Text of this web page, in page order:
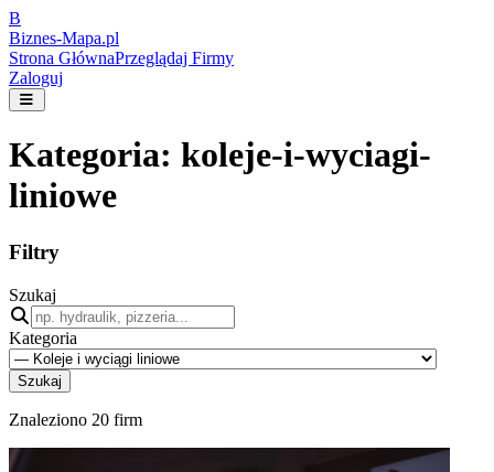
B
Biznes-Mapa.pl
Strona GłównaPrzeglądaj Firmy
Zaloguj
Kategoria: koleje-i-wyciagi-
liniowe
Filtry
Szukaj
Kategoria
Szukaj
Znaleziono 20 firm